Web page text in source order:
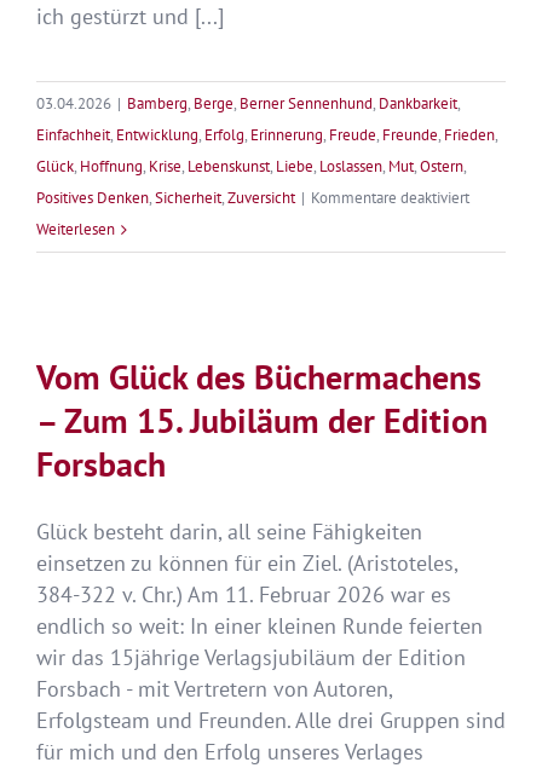
ich gestürzt und [...]
03.04.2026 | Bamberg, Berge, Berner Sennenhund, Dankbarkeit,
Einfachheit, Entwicklung, Erfolg, Erinnerung, Freude, Freunde, Frieden,
Glück, Hoffnung, Krise, Lebenskunst, Liebe, Loslassen, Mut,Ostern,
Positives Denken,Sicherheit,Zuversicht | Kommentare deaktiviertfür
Ostern
Leben
ins
Weiterlesen
Vom Glück des Büchermachens
– Zum 15. Jubiläum der Edition
Forsbach
Glück besteht darin, all seine Fähigkeiten
einsetzen zu können für ein Ziel. (Aristoteles,
384-322 v. Chr.) Am 11. Februar 2026 war es
endlich so weit: In einer kleinen Runde feierten
wir das 15jährige Verlagsjubiläum der Edition
Forsbach - mit Vertretern von Autoren,
Erfolgsteam und Freunden. Alle drei Gruppen sind
für mich und den Erfolg unseres Verlages